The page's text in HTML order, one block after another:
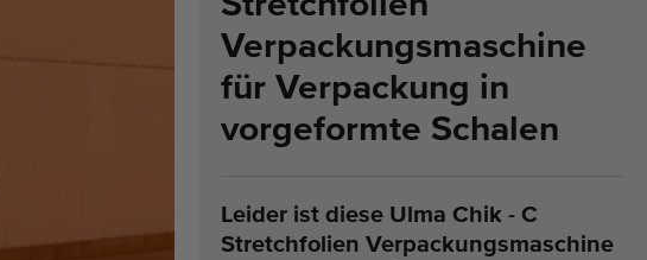
Verpackungsmaschine
für Verpackung in
vorgeformte Schalen
Leider ist diese Ulma Chik - C
Stretchfolien Verpackungsmaschine